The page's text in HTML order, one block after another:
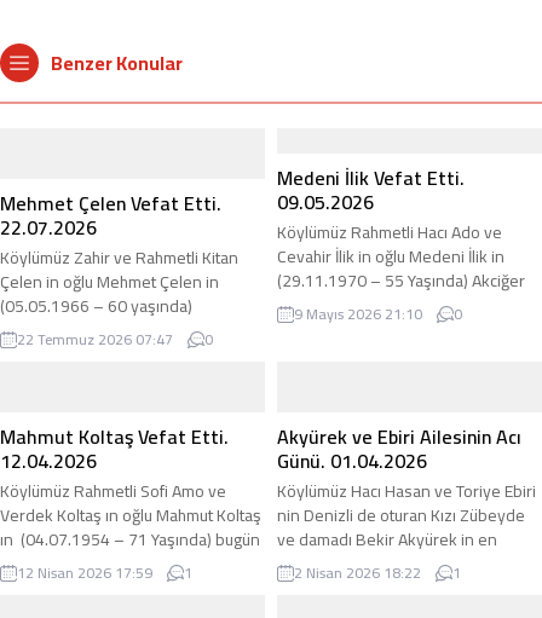
Benzer Konular
Mehmet Çelen Vefat Etti.
22.07.2026
Köylümüz Zahir ve Rahmetli Kitan
Çelen in oğlu Mehmet Çelen in
(05.05.1966 – 60 yaşında)
Akciğerinde Kitle yüzünden İstanbul
Bezmialem Üniversitesinde
tarihinde rahatsızlanmış ve Bölge
Hastanesi yoğun bakım servisinde
yatıyordu. 22.07.2026 tarihinde
maalesef vefat ettiğini öğrendik.
adirli.com olarak Merhuma Allahtan
rahmet, acılı...
22 Temmuz 2026 07:47 0
Medeni İlik Vefat Etti.
09.05.2026
Köylümüz Rahmetli Hacı Ado ve
Cevahir İlik in oğlu Medeni İlik in
(29.11.1970 – 55 Yaşında) Akciğer
İltihaplanması sonucu hastaneye
başvurmuş şeker komasına girmiş
(09.05.2026) vefat ettiğini öğrendik.
1 yıldır Bursa ya taşınmış orada
çalışıyordu. adirli.com olarak
Merhuma...
9 Mayıs 2026 21:10 0
Mahmut Koltaş Vefat Etti.
12.04.2026
Köylümüz Rahmetli Sofi Amo ve
Verdek Koltaş ın oğlu Mahmut Koltaş
ın (04.07.1954 – 71 Yaşında) bugün
12.04.2026 tarihinde vefat ettiğini
öğrendik. Bir yıl önce YYÜ de ağır bir
12 Nisan 2026 17:59 1
Akyürek ve Ebiri Ailesinin Acı
Günü. 01.04.2026
Köylümüz Hacı Hasan ve Toriye Ebiri
nin Denizli de oturan Kızı Zübeyde
ve damadı Bekir Akyürek in en
büyük oğlu Haktan Akyürek in
(15.03.1999 – 27 yaşında) ettiğini
2 Nisan 2026 18:22 1